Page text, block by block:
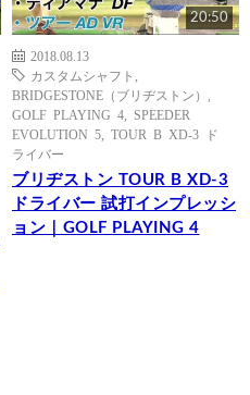
20:50
2018.08.13
カスタムシャフト
BRIDGESTONE（ブリヂストン）
GOLF PLAYING 4
SPEEDER
EVOLUTION 5
TOUR B XD-3 ド
ライバー
ブリヂストン TOUR B XD-3
ドライバー 試打インプレッシ
ョン｜GOLF PLAYING 4